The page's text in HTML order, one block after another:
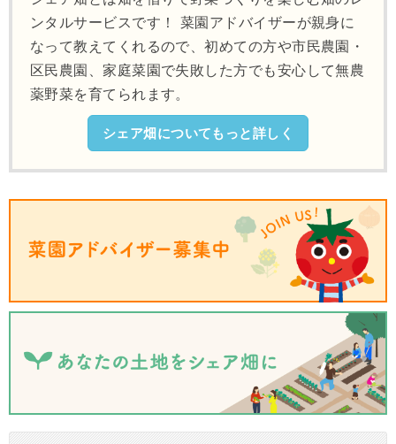
ンタルサービスです！ 菜園アドバイザーが親身に
なって教えてくれるので、初めての方や市民農園・
区民農園、家庭菜園で失敗した方でも安心して無農
薬野菜を育てられます。
シェア畑についてもっと詳しく